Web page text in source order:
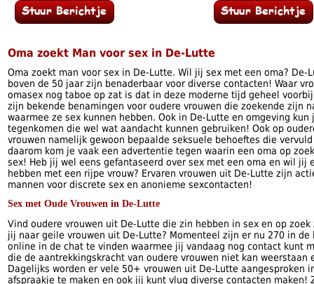
Oma zoekt Man voor sex in De-Lutte
Oma zoekt man voor sex in De-Lutte. Wil jij sex met een oma? De-
boven de 50 jaar zijn benaderbaar voor diverse contacten! Waar
omasex nog taboe op zat is dat in deze moderne tijd geheel
zijn bekende benamingen voor oudere vrouwen die zoekende zijn
waarmee ze sex kunnen hebben. Ook in De-Lutte en omgeving kun
tegenkomen die wel wat aandacht kunnen gebruiken! Ook op
vrouwen namelijk gewoon bepaalde seksuele behoeftes die
daarom kom je vaak een advertentie tegen waarin een oma op
sex! Heb jij wel eens gefantaseerd over sex met een oma en wil jij
hebben met een rijpe vrouw? Ervaren vrouwen uit De-Lutte zijn
mannen voor discrete sex en anonieme sexcontacten!
Sex met Oude Vrouwen in De-Lutte
Vind oudere vrouwen uit De-Lutte die zin hebben in sex en op
jij naar geile vrouwen uit De-Lutte? Momenteel zijn er nu 270 in de
online in de chat te vinden waarmee jij vandaag nog contact kunt
die de aantrekkingskracht van oudere vrouwen niet kan weerstaan
Dagelijks worden er vele 50+ vrouwen uit De-Lutte aangesproken
afspraakje te maken en ook jij kunt vlug diverse contacten maken!